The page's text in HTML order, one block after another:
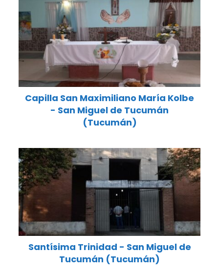
Capilla San Maximiliano María Kolbe
- San Miguel de Tucumán
(Tucumán)
Santísima Trinidad - San Miguel de
Tucumán (Tucumán)